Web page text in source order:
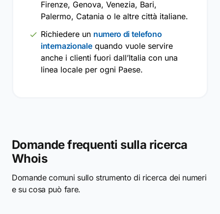
Firenze, Genova, Venezia, Bari,
Palermo, Catania o le altre città italiane.
Richiedere un numero di telefono
internazionalequando vuole servire
anche i clienti fuori dall’Italia con una
linea locale per ogni Paese.
Domande frequenti sulla ricerca
Whois
Domande comuni sullo strumento di ricerca dei numeri
e su cosa può fare.